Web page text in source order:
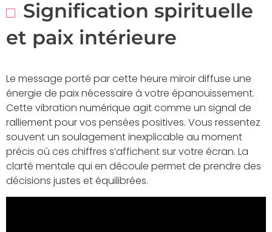
Signification spirituelle
et paix intérieure
Le message porté par cette heure miroir diffuse une
énergie de paix nécessaire à votre épanouissement.
Cette vibration numérique agit comme un signal de
ralliement pour vos pensées positives. Vous ressentez
souvent un soulagement inexplicable au moment
précis où ces chiffres s’affichent sur votre écran. La
clarté mentale qui en découle permet de prendre des
décisions justes et équilibrées.